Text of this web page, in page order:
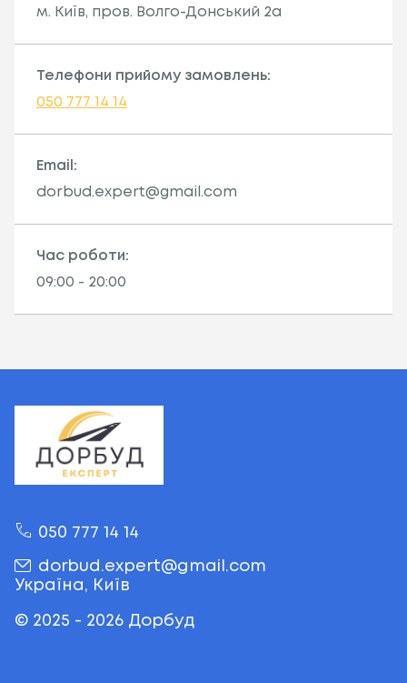
UKR Ru
м. Київ, пров. Волго-Донський 2а
Телефони прийому замовлень:
050 777 14 14
Email:
dorbud.expert@gmail.com
Час роботи:
09:00 - 20:00
050 777 14 14
dorbud.expert@gmail.com
Україна, Київ
© 2025 - 2026 Дорбуд